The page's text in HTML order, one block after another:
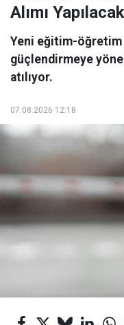
Alımı Yapılacak
Yeni eğitim-öğretim
güçlendirmeye
atılıyor.
07.08.2026 12:18